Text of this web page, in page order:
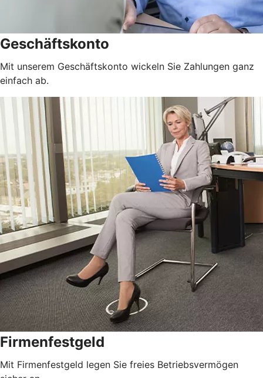
Geschäftskonto
Mit unserem Geschäftskonto wickeln Sie Zahlungen ganz
einfach ab.
Firmenfestgeld
Mit Firmenfestgeld legen Sie freies Betriebsvermögen